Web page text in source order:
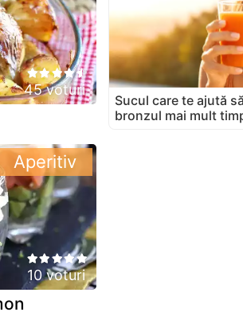
45 voturi
10 voturi
Aperitiv
Sucul care te ajută
bronzul mai mult